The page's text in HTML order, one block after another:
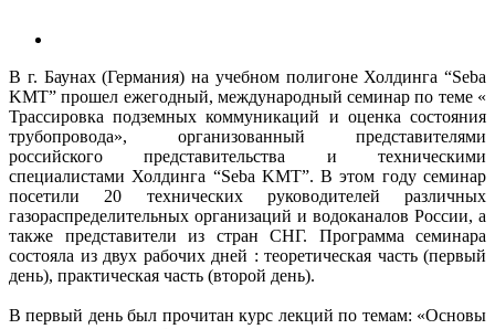
В г. Баунах (Германия) на учебном полигоне Холдинга “Seba
KMT” прошел ежегодный, международный семинар по темe «
Трассировка подземных коммуникаций и оценка состояния
трубопровода», организованный представителями
российского представительства и техническими
специалистами Холдинга “Seba KMT”. В этом году семинар
посетили 20 технических руководителей различных
газораспределительных организаций и водоканалов России, а
также представители из стран СНГ. Программа семинара
состояла из двух рабочих дней : теоретическая часть (первый
день), практическая часть (второй день).
В первый день был прочитан курс лекций по темам: «Основы